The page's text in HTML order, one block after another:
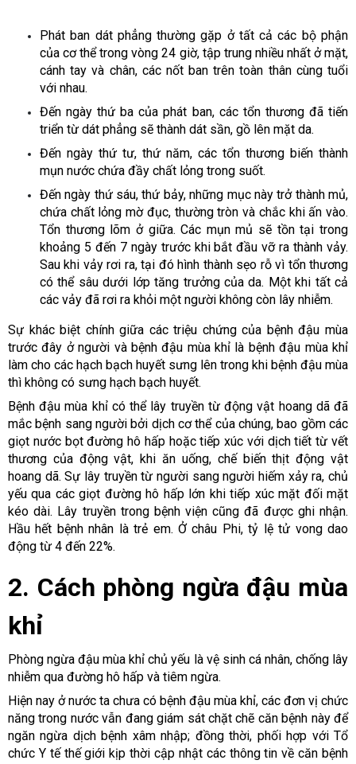
Phát ban dát phẳng thường gặp ở tất cả các bộ phận
của cơ thể trong vòng 24 giờ, tập trung nhiều nhất ở mặt,
cánh tay và chân, các nốt ban trên toàn thân cùng tuổi
với nhau.
Đến ngày thứ ba của phát ban, các tổn thương đã tiến
triển từ dát phẳng sẽ thành dát sần, gồ lên mặt da.
Đến ngày thứ tư, thứ năm, các tổn thương biến thành
mụn nước chứa đầy chất lỏng trong suốt.
Đến ngày thứ sáu, thứ bảy, những mục này trở thành mủ,
chứa chất lỏng mờ đục, thường tròn và chắc khi ấn vào.
Tổn thương lõm ở giữa. Các mụn mủ sẽ tồn tại trong
khoảng 5 đến 7 ngày trước khi bắt đầu vỡ ra thành vảy.
Sau khi vảy rơi ra, tại đó hình thành sẹo rỗ vì tổn thương
có thể sâu dưới lớp tăng trưởng của da. Một khi tất cả
các vảy đã rơi ra khỏi một người không còn lây nhiễm.
Sự khác biệt chính giữa các triệu chứng của bệnh đậu mùa
trước đây ở người và bệnh đậu mùa khỉ là bệnh đậu mùa khỉ
làm cho các hạch bạch huyết sưng lên trong khi bệnh đậu mùa
thì không có sưng hạch bạch huyết.
Bệnh đậu mùa khỉ có thể lây truyền từ động vật hoang dã đã
mắc bệnh sang người bởi dịch cơ thể của chúng, bao gồm các
giọt nước bọt đường hô hấp hoặc tiếp xúc với dịch tiết từ vết
thương của động vật, khi ăn uống, chế biến thịt động vật
hoang dã. Sự lây truyền từ người sang người hiếm xảy ra, chủ
yếu qua các giọt đường hô hấp lớn khi tiếp xúc mặt đối mặt
kéo dài. Lây truyền trong bệnh viện cũng đã được ghi nhận.
Hầu hết bệnh nhân là trẻ em. Ở châu Phi, tỷ lệ tử vong dao
động từ 4 đến 22%.
2. Cách phòng ngừa đậu mùa
khỉ
Phòng ngừa đậu mùa khỉ chủ yếu là vệ sinh cá nhân, chống lây
nhiễm qua đường hô hấp và tiêm ngừa.
Hiện nay ở nước ta chưa có bệnh đậu mùa khỉ, các đơn vị chức
năng trong nước vẫn đang giám sát chặt chẽ căn bệnh này để
ngăn ngừa dịch bệnh xâm nhập; đồng thời, phối hợp với Tổ
chức Y tế thế giới kịp thời cập nhật các thông tin về căn bệnh